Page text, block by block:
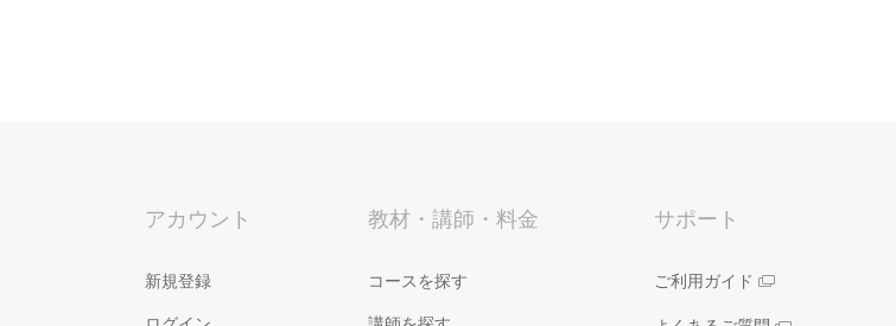
アカウント
新規登録
教材・講師・料金
コースを探す
サポート
ご利用ガイド